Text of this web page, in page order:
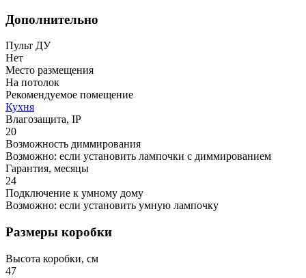
Дополнительно
Пульт ДУ
Нет
Место размещения
На потолок
Рекомендуемое помещение
Кухня
Влагозащита, IP
20
Возможность диммирования
Возможно: если установить лампочки с диммированием
Гарантия, месяцы
24
Подключение к умному дому
Возможно: если установить умную лампочку
Размеры коробки
Высота коробки, см
47